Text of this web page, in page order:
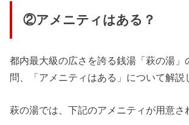
②アメニティはある？
都内最大級の広さを誇る銭湯「萩の湯」
問、「アメニティはある」について解説
萩の湯では、下記のアメニティが用意さ